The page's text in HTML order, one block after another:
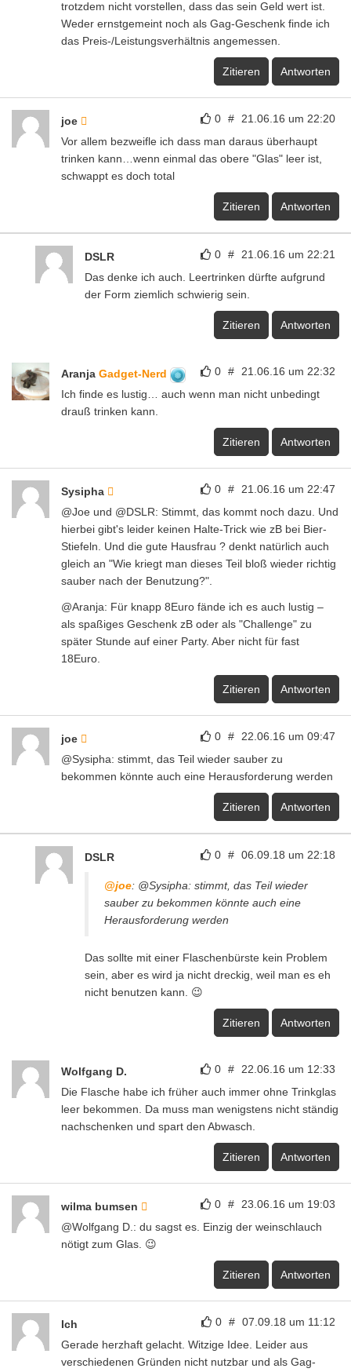
trotzdem nicht vorstellen, dass das sein Geld wert ist.
Weder ernstgemeint noch als Gag-Geschenk finde ich
das Preis-/Leistungsverhältnis angemessen.
Zitieren Antworten
0 # 21.06.16 um 22:20
joe
Vor allem bezweifle ich dass man daraus überhaupt
trinken kann…wenn einmal das obere "Glas" leer ist,
schwappt es doch total
Zitieren Antworten
0 # 21.06.16 um 22:21
DSLR
Das denke ich auch. Leertrinken dürfte aufgrund
der Form ziemlich schwierig sein.
Zitieren Antworten
0 # 21.06.16 um 22:32
Aranja Gadget-Nerd
Ich finde es lustig… auch wenn man nicht unbedingt
drauß trinken kann.
Zitieren Antworten
0 # 21.06.16 um 22:47
Sysipha
@Joe und @DSLR: Stimmt, das kommt noch dazu. Und
hierbei gibt's leider keinen Halte-Trick wie zB bei Bier-
Stiefeln. Und die gute Hausfrau ? denkt natürlich auch
gleich an "Wie kriegt man dieses Teil bloß wieder richtig
sauber nach der Benutzung?".
@Aranja: Für knapp 8Euro fände ich es auch lustig –
als spaßiges Geschenk zB oder als "Challenge" zu
später Stunde auf einer Party. Aber nicht für fast
18Euro.
Zitieren Antworten
0 # 22.06.16 um 09:47
joe
@Sysipha: stimmt, das Teil wieder sauber zu
bekommen könnte auch eine Herausforderung werden
Zitieren Antworten
0 # 06.09.18 um 22:18
DSLR
@joe: @Sysipha: stimmt, das Teil wieder
sauber zu bekommen könnte auch eine
Herausforderung werden
Das sollte mit einer Flaschenbürste kein Problem
sein, aber es wird ja nicht dreckig, weil man es eh
nicht benutzen kann. 😉
Zitieren Antworten
0 # 22.06.16 um 12:33
Wolfgang D.
Die Flasche habe ich früher auch immer ohne Trinkglas
leer bekommen. Da muss man wenigstens nicht ständig
nachschenken und spart den Abwasch.
Zitieren Antworten
0 # 23.06.16 um 19:03
wilma bumsen
@Wolfgang D.: du sagst es. Einzig der weinschlauch
nötigt zum Glas. 😉
Zitieren Antworten
0 # 07.09.18 um 11:12
Ich
Gerade herzhaft gelacht. Witzige Idee. Leider aus
verschiedenen Gründen nicht nutzbar und als Gag-